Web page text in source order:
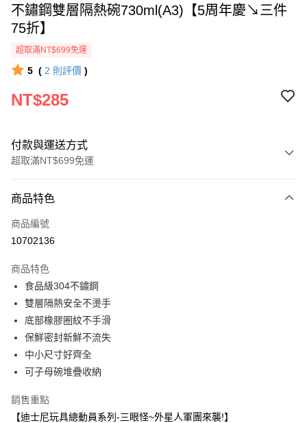
不鏽鋼雙層隔熱碗730ml(A3)【5周年慶↘三件
75折】
超取滿NT$699免運
5 ( 2 則評價 )
NT$285
付款與運送方式
超取滿NT$699免運
信用卡一次付款
超商取貨付款
Apple Pay
街口支付
悠遊付
Google Pay
相關說明
【大哥付你分期使用說明】
商品特色
商品編號
10702136
商品特色
食品級304不鏽鋼
雙層隔熱安全不燙手
底部橡膠圈紋不手滑
保鮮密封新鮮不流失
中小尺寸好齊全
可子母碗堆疊收納
銷售重點
【迪士尼玩具總動員系列-三眼怪~外星人軍團來襲!】